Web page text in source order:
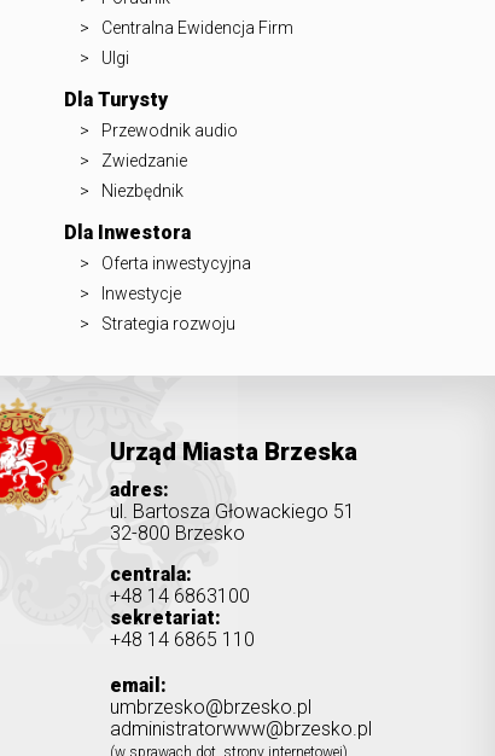
Centralna Ewidencja Firm
Ulgi
Dla Turysty
Przewodnik audio
Zwiedzanie
Niezbędnik
Dla Inwestora
Oferta inwestycyjna
Inwestycje
Strategia rozwoju
Urząd Miasta Brzeska
adres:
ul. Bartosza Głowackiego 51
32-800 Brzesko
centrala:
+48 14 6863100
sekretariat:
+48 14 6865 110
email:
umbrzesko@brzesko.pl
administratorwww@brzesko.pl